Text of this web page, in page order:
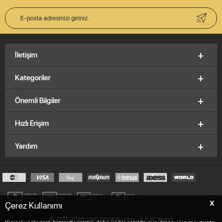
X
Çerez Kullanımı
Kategoriler
Önemli Bilgiler
Hızlı Erişim
Yardım
© 2012-2026, V&K Vitrinkutu.com, E.K.M Brand
İletişim